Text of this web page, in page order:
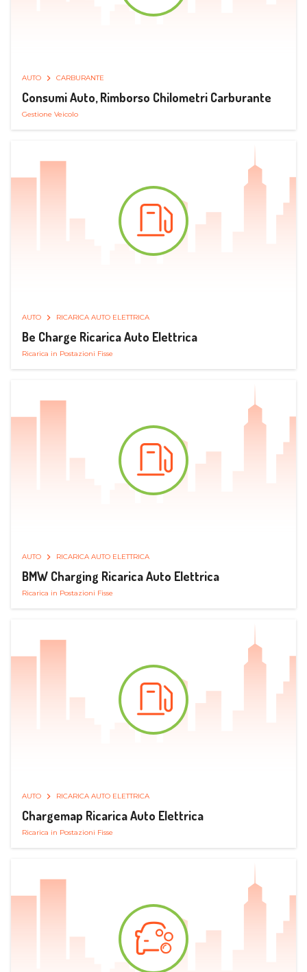
AUTO CARBURANTE
Consumi Auto, Rimborso Chilometri Carburante
Gestione Veicolo
AUTO RICARICA AUTO ELETTRICA
Be Charge Ricarica Auto Elettrica
Ricarica in Postazioni Fisse
AUTO RICARICA AUTO ELETTRICA
BMW Charging Ricarica Auto Elettrica
Ricarica in Postazioni Fisse
AUTO RICARICA AUTO ELETTRICA
Chargemap Ricarica Auto Elettrica
Ricarica in Postazioni Fisse